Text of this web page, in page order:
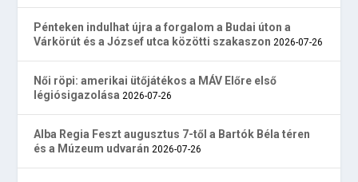
Pénteken indulhat újra a forgalom a Budai úton a
Várkörút és a József utca közötti szakaszon 2026-07-26
Női röpi: amerikai ütőjátékos a MÁV Előre első
légiósigazolása 2026-07-26
Alba Regia Feszt augusztus 7-től a Bartók Béla téren
és a Múzeum udvarán 2026-07-26